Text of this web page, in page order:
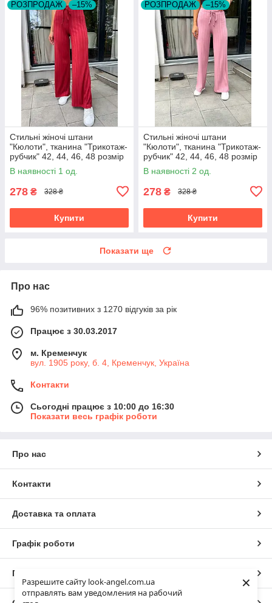
Разрешите сайту look-angel.com.ua
отправлять вам уведомления на рабочий
×
РОЗПРОДАЖ –15%
Стильні жіночі штани
"Кюлоти", тканина "Трикотаж-
рубчик" 42, 44, 46, 48 розмір
42
В наявності 1 од.
278 ₴ 328 ₴
Купити
РОЗПРОДАЖ –15%
Стильні жіночі штани
"Кюлоти", тканина "Трикотаж-
рубчик" 42, 44, 46, 48 розмір
42
В наявності 2 од.
278 ₴ 328 ₴
Купити
Показати ще
Про нас
96% позитивних з 1270 відгуків за рік
Працює з 30.03.2017
м. Кременчук
вул. 1905 року, б. 4, Кременчук, Україна
Контакти
Сьогодні працює з 10:00 до 16:30
Показати весь графік роботи
Про нас
Контакти
Доставка та оплата
Графік роботи
Повна версія сайту